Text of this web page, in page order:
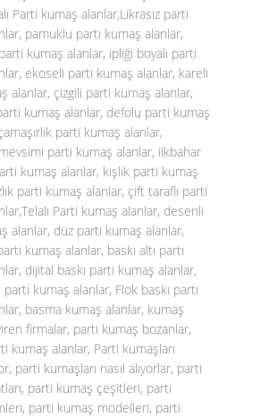
Parti kumaş alanlar,Likrasız parti
pamuklu parti kumaş alanlar,
kumaş alanlar, ipliği boyalı parti
ekoseli parti kumaş alanlar, kareli
alanlar, çizgili parti kumaş alanlar,
kumaş alanlar, defolu parti kumaş
parti kumaş alanlar,
parti kumaş alanlar, ilkbahar
kumaş alanlar, kışlık parti kumaş
parti kumaş alanlar, çift taraflı parti
Parti kumaş alanlar, desenli
alanlar, düz parti kumaş alanlar,
kumaş alanlar, baskı altı parti
dijital baskı parti kumaş alanlar,
parti kumaş alanlar, Flok baskı parti
basma kumaş alanlar, kumaş
firmalar, parti kumaş bozanlar,
kumaş alanlar, Parti kumaşları
parti kumaşları nasıl alıyorlar, parti
parti kumaş çeşitleri, parti
parti kumaş modelleri, parti